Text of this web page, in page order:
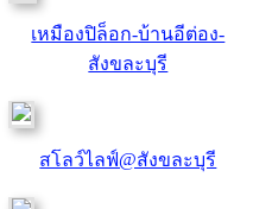
เหมืองปิล็อก-บ้านอีต่อง-
สังขละบุรี
สโลว์ไลฟ์@สังขละบุรี